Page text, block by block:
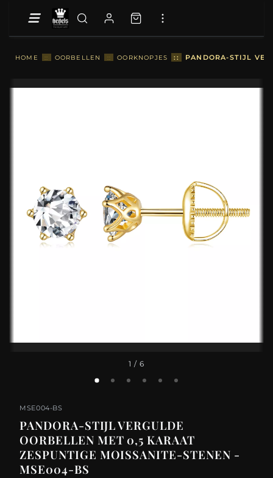
HOME :: OORBELLEN :: OORKNOPJES :: PANDORA-STIJL
1 / 6
MSE004-BS
PANDORA-STIJL VERGULDE
OORBELLEN MET 0,5 KARAAT
ZESPUNTIGE MOISSANITE-STENEN -
MSE004-BS